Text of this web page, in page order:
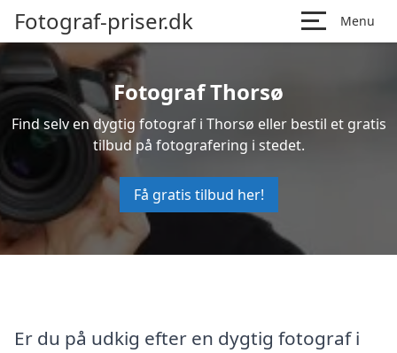
Fotograf-priser.dk Menu
Fotograf Thorsø
Find selv en dygtig fotograf i Thorsø eller bestil et gratis
tilbud på fotografering i stedet.
Få gratis tilbud her!
Er du på udkig efter en dygtig fotograf i